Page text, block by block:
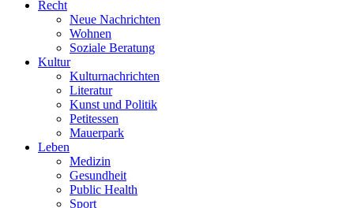
Recht
Neue Nachrichten
Wohnen
Soziale Beratung
Kultur
Kulturnachrichten
Literatur
Kunst und Politik
Petitessen
Mauerpark
Leben
Medizin
Gesundheit
Public Health
Sport